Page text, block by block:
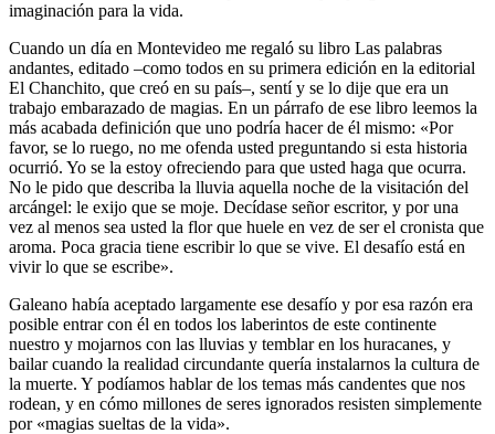
imaginación para la vida.
Cuando un día en Montevideo me regaló su libro Las palabras
andantes, editado –como todos en su primera edición en la editorial
El Chanchito, que creó en su país–, sentí y se lo dije que era un
trabajo embarazado de magias. En un párrafo de ese libro leemos la
más acabada definición que uno podría hacer de él mismo: «Por
favor, se lo ruego, no me ofenda usted preguntando si esta historia
ocurrió. Yo se la estoy ofreciendo para que usted haga que ocurra.
No le pido que describa la lluvia aquella noche de la visitación del
arcángel: le exijo que se moje. Decídase señor escritor, y por una
vez al menos sea usted la flor que huele en vez de ser el cronista que
aroma. Poca gracia tiene escribir lo que se vive. El desafío está en
vivir lo que se escribe».
Galeano había aceptado largamente ese desafío y por esa razón era
posible entrar con él en todos los laberintos de este continente
nuestro y mojarnos con las lluvias y temblar en los huracanes, y
bailar cuando la realidad circundante quería instalarnos la cultura de
la muerte. Y podíamos hablar de los temas más candentes que nos
rodean, y en cómo millones de seres ignorados resisten simplemente
por «magias sueltas de la vida».